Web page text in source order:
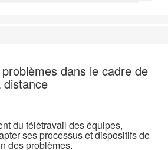
dans le cadre de
distance
du télétravail des équipes,
ses processus et dispositifs de
des problèmes.